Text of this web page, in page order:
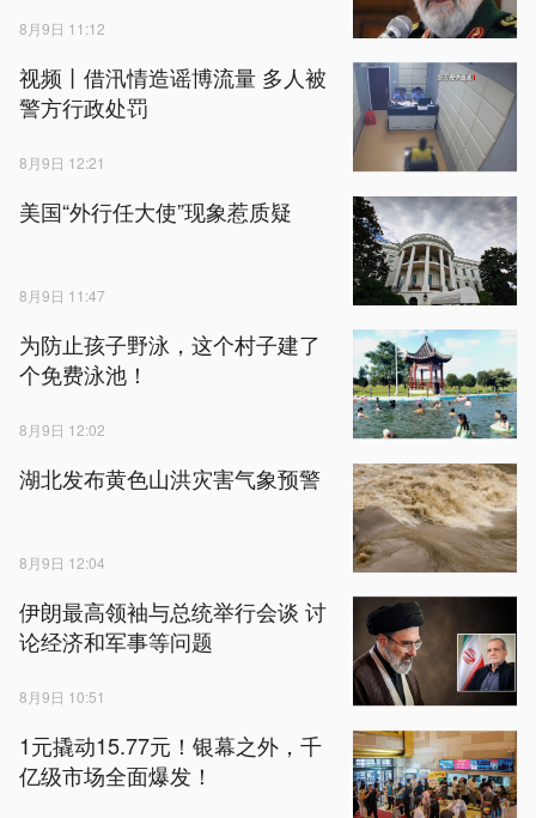
8月9日 11:12
视频丨借汛情造谣博流量 多人被
警方行政处罚
8月9日 12:21
美国“外行任大使”现象惹质疑
8月9日 11:47
为防止孩子野泳，这个村子建了
个免费泳池！
8月9日 12:02
湖北发布黄色山洪灾害气象预警
8月9日 12:04
伊朗最高领袖与总统举行会谈 讨
论经济和军事等问题
8月9日 10:51
1元撬动15.77元！银幕之外，千
亿级市场全面爆发！